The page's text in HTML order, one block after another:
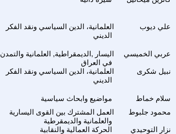
العلمانية، الدين السياسي ونقد الفكر
الديني
علي ديوب
اليسار ,الديمقراطية, العلمانية والتمدن
في العراق
عربي الخميسي
العلمانية، الدين السياسي ونقد الفكر
الديني
نبيل شكرى
مواضيع وابحاث سياسية سلام خماط
العمل المشترك بين القوى اليسارية
والعلمانية والديمقرطية
محمود جلبوط
الحركة العمالية والنقابية نزار التوحيدي